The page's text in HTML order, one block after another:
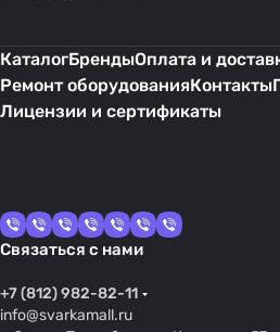
КаталогБрендыОплата и
Ремонт оборудованияКонтакты
Лицензии и сертификаты
Связаться с нами
+7 (812) 982-82-11
info@svarkamall.ru